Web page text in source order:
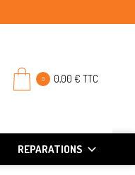
0 0,00 € TTC
REPARATIONS